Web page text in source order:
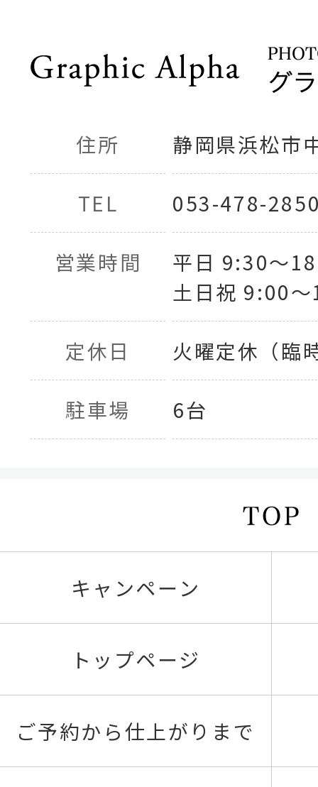
住所 静岡県浜松市
TEL 053-478-
営業時間
平日 9:30〜
土日祝 9:00
定休日 火曜定休（臨
駐車場 6台
キャンペーン
トップページ
ご予約から仕上がりまで